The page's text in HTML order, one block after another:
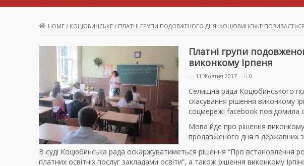
HOME / КОЦЮБИНСЬКЕ / ПЛАТНІ ГРУПИ ПОДОВЖЕНОГО ДНЯ: КОЦЮБИНСЬКЕ
Платні групи
виконкому Ірпеня
— 11 Жовтня 2017 0
Селищна рада Коцюбинського
скасування рішення виконкому
соцмережі facebook повідомила
Мова йде про рішення виконкому
продавженого дня в державних
В суді Коцюбинська рада оскаржуватиметься рішення “Про встановлення
платних освітніх послуг закладами освіти”, а також рішення виконкому